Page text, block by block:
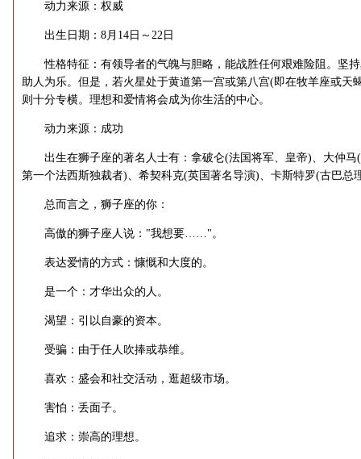
动力来源：权威
出生日期：8月14日～22日
性格特征：有领导者的气魄与胆略，能战胜任何艰难险阻。坚持
助人为乐。但是，若火星处于黄道第一宫或第八宫(即在牧羊座或天
则十分专横。理想和爱情将会成为你生活的中心。
动力来源：成功
出生在狮子座的著名人士有：拿破仑(法国将军、皇帝)、大仲马(
第一个法西斯独裁者)、希契科克(英国著名导演)、卡斯特罗(古巴总
总而言之，狮子座的你：
高傲的狮子座人说："我想要……"。
表达爱情的方式：慷慨和大度的。
是一个：才华出众的人。
渴望：引以自豪的资本。
受骗：由于任人吹捧或恭维。
喜欢：盛会和社交活动，逛超级市场。
害怕：丢面子。
追求：崇高的理想。